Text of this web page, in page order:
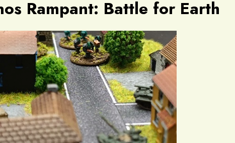
Rampant: Battle for Earth